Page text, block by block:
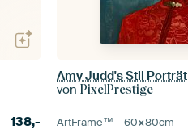
138,-
Amy Judd's Stil Porträt
vonPixelPrestige
ArtFrame™ –60×80cm